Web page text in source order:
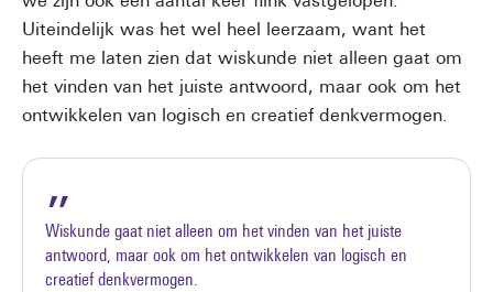
Uiteindelijk was het wel heel leerzaam, want het
heeft me laten zien dat wiskunde niet alleen gaat om
het vinden van het juiste antwoord, maar ook om het
ontwikkelen van logisch en creatief denkvermogen.
Wiskunde gaat niet alleen om het vinden van het juiste
antwoord, maar ook om het ontwikkelen van logisch en
creatief denkvermogen.